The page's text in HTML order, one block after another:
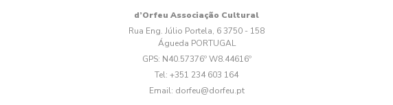
d’Orfeu Associação Cultural
Rua Eng. Júlio Portela, 6 3750 - 158
Águeda PORTUGAL
GPS: N40.57376º W8.44616º
Tel:+351 234 603 164
Email: dorfeu@dorfeu.pt